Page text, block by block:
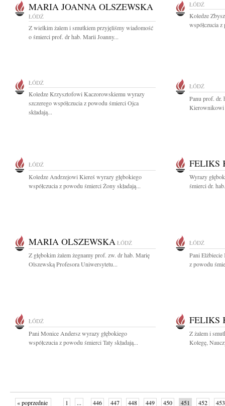
MARIA JOANNA OLSZEWSKA
ŁÓDŹ
Z wielkim żalem i smutkiem przyjęliśmy wiadomość
o śmierci prof. dr hab. Marii Joanny...
ŁÓDŹ
Koledze
współczucia
ŁÓDŹ
Koledze Krzysztofowi Kaczorowskiemu wyrazy
szczerego współczucia z powodu śmierci Ojca
składają...
ŁÓDŹ
Panu prof. dr.
Kierownikowi
ŁÓDŹ
Koledze Andrzejowi Kiereś wyrazy głębokiego
współczucia z powodu śmierci Żony składają...
FELIKS
Wyrazy
śmierci dr.
MARIA OLSZEWSKA ŁÓDŹ
Z głębokim żalem żegnamy prof. zw. dr hab. Marię
Olszewską Profesora Uniwersytetu...
ŁÓDŹ
Pani Elżbiecie
z powodu
ŁÓDŹ
Pani Monice Andersz wyrazy głębokiego
współczucia z powodu śmierci Taty składają...
FELIKS
Z żalem i
Kolegę,
« poprzednie 1 ... 446 447 448 449 450 451 452 453